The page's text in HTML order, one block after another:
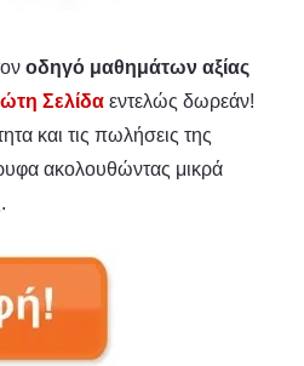
οδηγό μαθημάτων αξίας
Σελίδα εντελώς δωρεάν!
και τις πωλήσεις της
ακολουθώντας μικρά